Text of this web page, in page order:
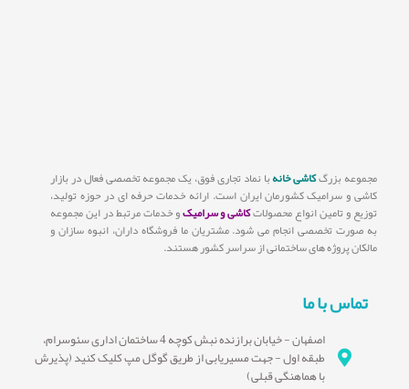
مجموعه بزرگکاشی خانهبا نماد تجاری فوق، یک مجموعه تخصصی فعال در بازار
کاشی و سرامیک کشورمان ایران است. ارائه خدمات حرفه ای در حوزه تولید،
توزیع و تامین انواع محصولاتکاشی و سرامیکو خدمات مرتبط در این مجموعه
به صورت تخصصی انجام می شود. مشتریان ما فروشگاه داران، انبوه سازان و
مالکان پروژه های ساختمانی از سراسر کشور هستند.
تماس با ما
اصفهان - خیابان برازنده نبش کوچه 4 ساختمان اداری سئوسرام،
طبقه اول - جهت مسیریابی از طریق گوگل مپ کلیک کنید (پذیرش
با هماهنگی قبلی)